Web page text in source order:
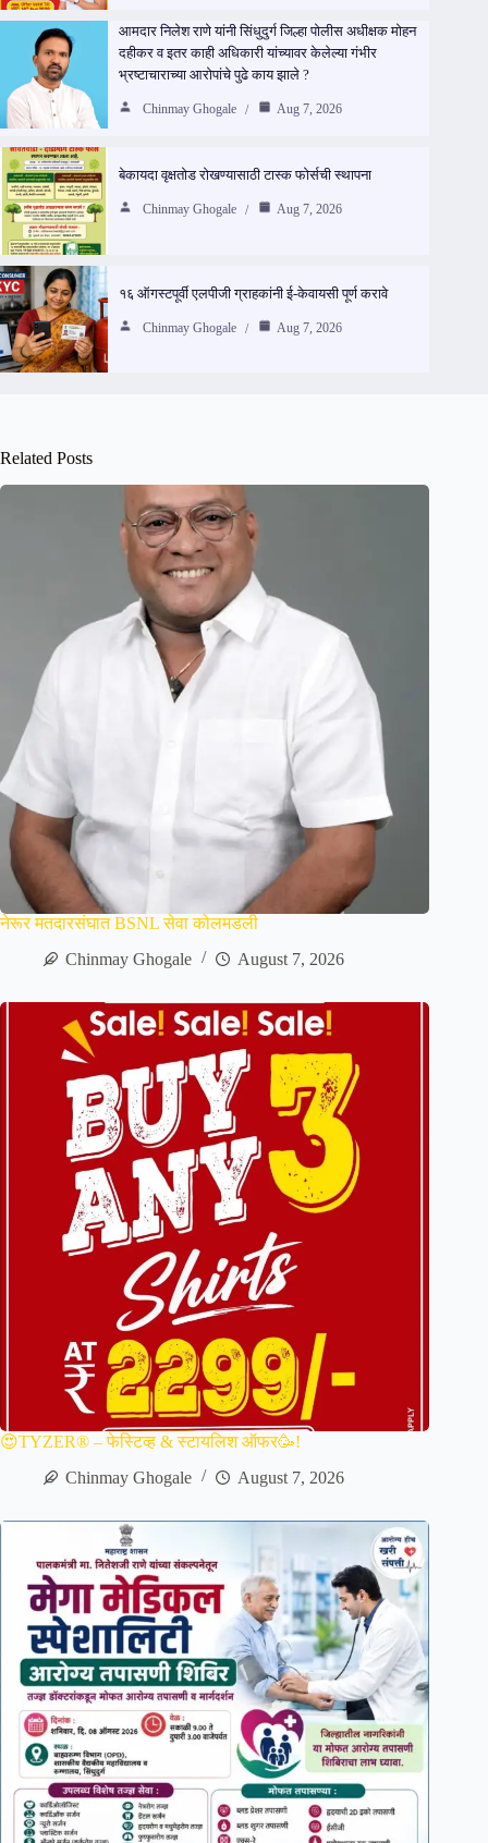
आमदार निलेश राणे यांनी सिंधुदुर्ग जिल्हा पोलीस अधीक्षक मोहन
दहीकर व इतर काही अधिकारी यांच्यावर केलेल्या गंभीर
भ्रष्टाचाराच्या आरोपांचे पुढे काय झाले ?
Chinmay Ghogale Aug 7, 2026
बेकायदा वृक्षतोड रोखण्यासाठी टास्क फोर्सची स्थापना
Chinmay Ghogale Aug 7, 2026
१६ ऑगस्टपूर्वी एलपीजी ग्राहकांनी ई-केवायसी पूर्ण करावे
Chinmay Ghogale Aug 7, 2026
Related Posts
नेरूर मतदारसंघात BSNL सेवा कोलमडली
Chinmay Ghogale
August 7, 2026
😍TYZER® – फेस्टिव्ह & स्टायलिश ऑफर🥳!
Chinmay Ghogale
August 7, 2026